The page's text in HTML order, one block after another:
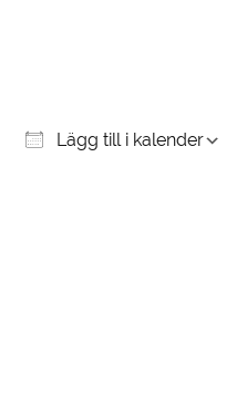
Lägg till i kalender